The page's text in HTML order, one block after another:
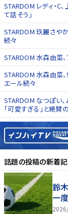
STARDOM レディ・C
て話そう」
STARDOM 玖麗さやか
続々
STARDOM 水森由菜
STARDOM 水森由菜
エール続々
STARDOM なつぽい
「可愛すぎる」と絶賛
話題の投稿の新着
鈴
一